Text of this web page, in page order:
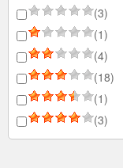
(3)
(1)
(4)
(18)
(1)
(3)